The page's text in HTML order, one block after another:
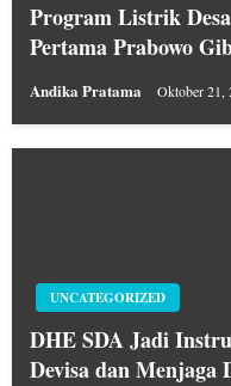
Program Listrik
Pertama Prabowo
Andika Pratama Oktober 21,
UNCATEGORIZED
DHE SDA Jadi
Devisa dan Menjaga